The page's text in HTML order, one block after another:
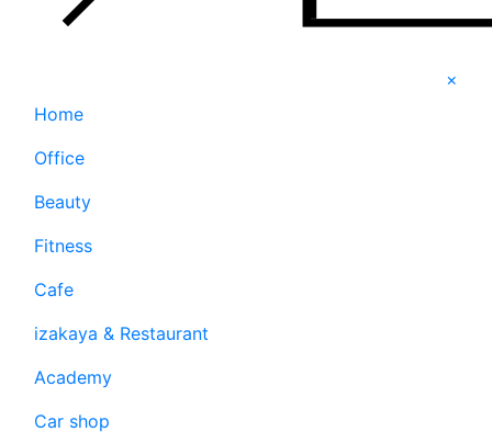
×
Home
Office
Beauty
Fitness
Cafe
izakaya & Restaurant
Academy
Car shop